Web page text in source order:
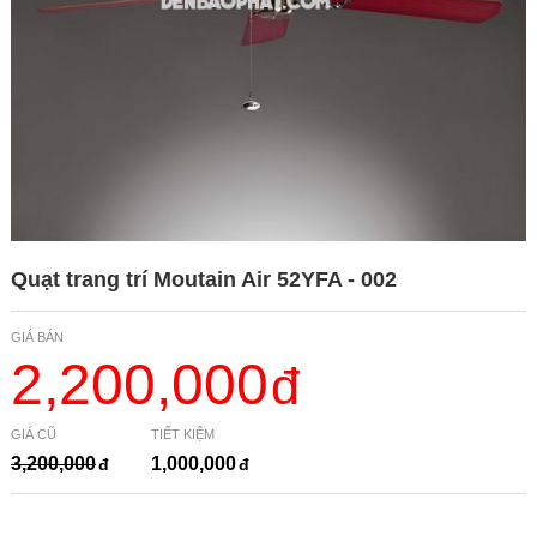
Quạt trang trí Moutain Air 52YFA - 002
GIÁ BÁN
2,200,000
GIÁ CŨ
3,200,000
TIẾT KIỆM
1,000,000